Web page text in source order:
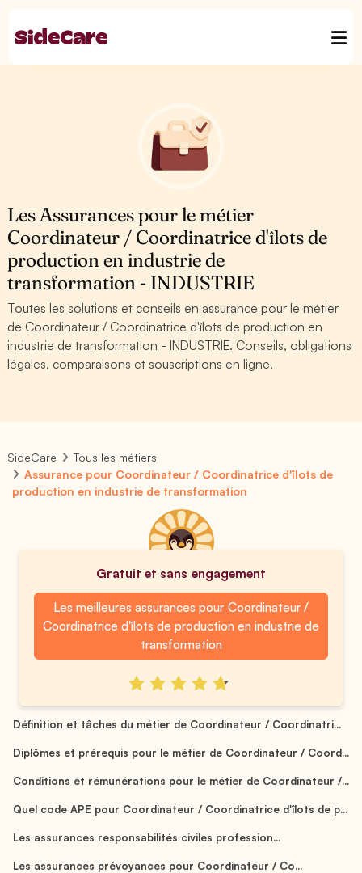
Les Assurances pour le métier
Coordinateur / Coordinatrice d'îlots de
production en industrie de
transformation - INDUSTRIE
Toutes les solutions et conseils en assurance pour le métier
de Coordinateur / Coordinatrice d'îlots de production en
industrie de transformation - INDUSTRIE. Conseils, obligations
légales, comparaisons et souscriptions en ligne.
SideCare
Tous les métiers
Assurance pour Coordinateur / Coordinatrice d'îlots de
production en industrie de transformation
Gratuit et sans engagement
Les meilleures assurances pour Coordinateur /
Coordinatrice d'îlots de production en industrie de
transformation
Définition et tâches du métier de Coordinateur / Coordinatri...
Diplômes et prérequis pour le métier de Coordinateur / Coord...
Conditions et rémunérations pour le métier de Coordinateur /...
Quel code APE pour Coordinateur / Coordinatrice d'îlots de p...
Les assurances responsabilités civiles profession...
Les assurances prévoyances pour Coordinateur / Co...